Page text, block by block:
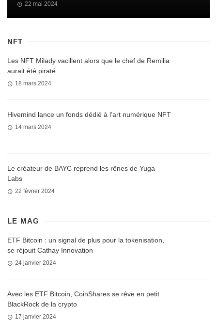
22 mai 2024
NFT
Les NFT Milady vacillent alors que le chef de Remilia
aurait été piraté
18 mars 2024
Hivemind lance un fonds dédié à l’art numérique NFT
14 mars 2024
Le créateur de BAYC reprend les rênes de Yuga
Labs
22 février 2024
LE MAG
ETF Bitcoin : un signal de plus pour la tokenisation,
se réjouit Cathay Innovation
24 janvier 2024
Avec les ETF Bitcoin, CoinShares se rêve en petit
BlackRock de la crypto
17 janvier 2024